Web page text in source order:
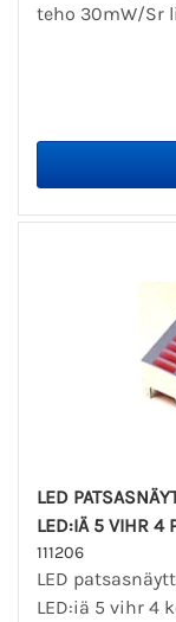
teho 30mW/Sr
LED
LED:IÄ 5 VIHR 4
111206
LED
LED:iä 5 vihr 4